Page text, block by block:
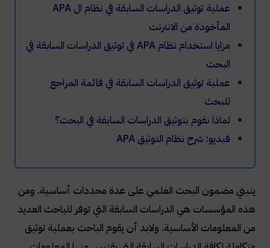
عملية توثيق الدراسات السابقة في نظام ال APA
المأخوذة من الانترنت
مزايا استخدام نظام APA في توثيق الدراسات السابقة في
البحث
عملية توثيق الدراسات السابقة في قائمة المراجع
للبحث
لماذا نقوم بتوثيق الدراسات السابقة في البحث؟
فيديو: شرح نظام التوثيق APA
ينبني مضمون البحث العلمي على عدة محددات أساسية. ومن
هذه المؤسسات هي الدراسات السابقة التي توفر للباحث العديد
من المعلومات الأساسية. ولابد أن يقوم الباحث بعملية توثيق